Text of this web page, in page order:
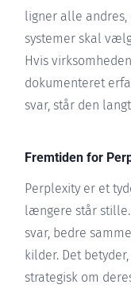
ligner alle
systemer skal
Hvis
dokumenteret
svar, står den
Fremtiden for
Perplexity er et
længere står
svar, bedre
kilder. Det
strategisk om